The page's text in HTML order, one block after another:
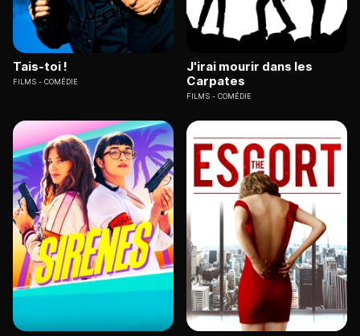
Tais-toi !
FILMS COMÉDIE
J'irai mourir dans les
Carpates
FILMS COMÉDIE